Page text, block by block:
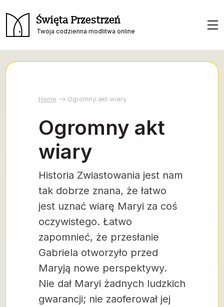
Święta Przestrzeń
Twoja codzienna modlitwa online
Home Ogromny akt wiary
Ogromny akt
wiary
Historia Zwiastowania jest nam
tak dobrze znana, że łatwo
jest uznać wiarę Maryi za coś
oczywistego. Łatwo
zapomnieć, że przesłanie
Gabriela otworzyło przed
Maryją nowe perspektywy.
Nie dał Maryi żadnych ludzkich
gwarancji; nie zaoferował jej